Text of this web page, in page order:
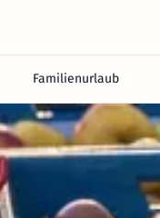
Familienurlaub